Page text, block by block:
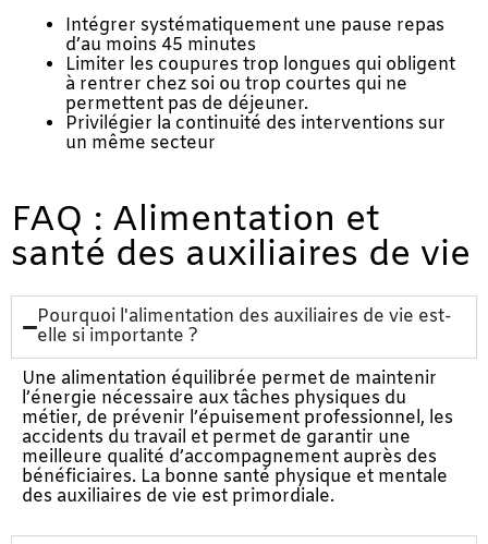
Intégrer systématiquement une pause repas
d’au moins 45 minutes
Limiter les coupures trop longues qui obligent
à rentrer chez soi ou trop courtes qui ne
permettent pas de déjeuner.
Privilégier la continuité des interventions sur
un même secteur
FAQ : Alimentation et
santé des auxiliaires de vie
Pourquoi l'alimentation des auxiliaires de vie est-
elle si importante ?
Une alimentation équilibrée permet de maintenir
l’énergie nécessaire aux tâches physiques du
métier, de prévenir l’épuisement professionnel, les
accidents du travail et permet de garantir une
meilleure qualité d’accompagnement auprès des
bénéficiaires. La bonne santé physique et mentale
des auxiliaires de vie est primordiale.